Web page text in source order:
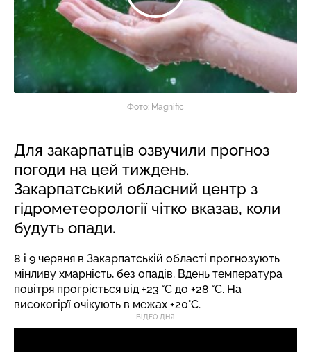
Фото: Magnific
Для закарпатців озвучили прогноз
погоди на цей тиждень.
Закарпатський обласний центр з
гідрометеорології чітко вказав, коли
будуть опади.
8 і 9 червня в Закарпатській області прогнозують
мінливу хмарність, без опадів. Вдень температура
повітря прогріється від +23 °C до +28 °C. На
високогір’ї очікують в межах +20°C.
ВІДЕО ДНЯ